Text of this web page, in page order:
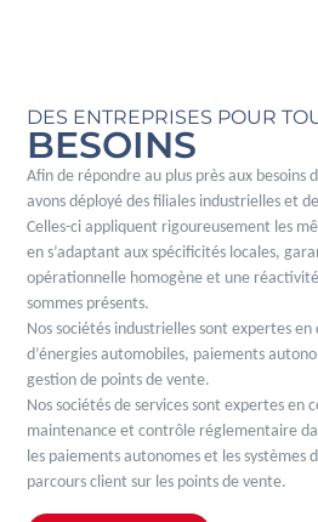
DES ENTREPRISES POUR
BESOINS
Afin de répondre au plus près aux besoins
avons déployé des filiales industrielles et
Celles-ci appliquent rigoureusement les
en s’adaptant aux spécificités locales,
opérationnelle homogène et une
sommes présents.
Nos sociétés industrielles sont expertes
d’énergies automobiles, paiements
gestion de points de vente.
Nos sociétés de services sont expertes en
maintenance et contrôle réglementaire
les paiements autonomes et les systèmes
parcours client sur les points de vente.